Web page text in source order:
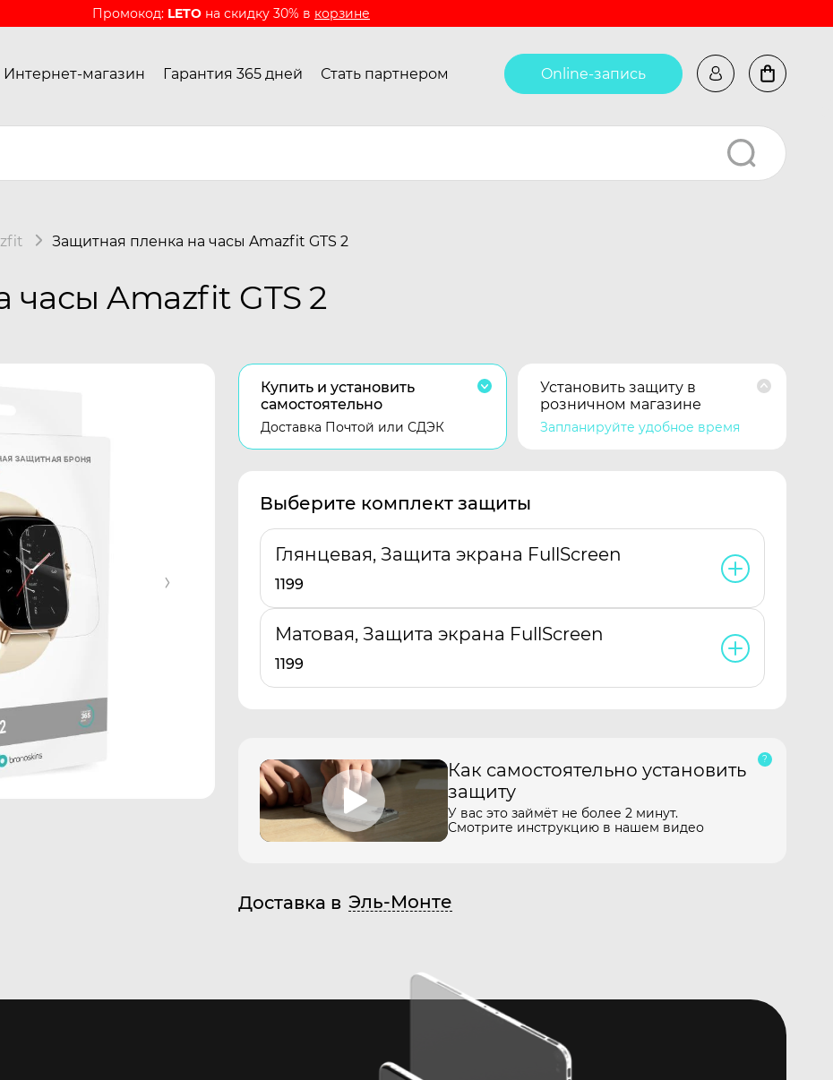
Промокод: LETO на скидку 30% в корзине
Интернет-магазин Гарантия 365 дней Стать партнером Online-запись
Защитная пленка на часы Amazfit GTS 2
Amazfit GTS 2
Купить и установить
самостоятельно
Доставка Почтой или СДЭК
Установить защиту в
розничном магазине
Запланируйте удобное время
Выберите комплект защиты
Глянцевая, Защита экрана FullScreen
1199
Матовая, Защита экрана FullScreen
1199
Как самостоятельно установить
защиту
У вас это займёт не более 2 минут.
Смотрите инструкцию в нашем видео
Доставка в Эль-Монте